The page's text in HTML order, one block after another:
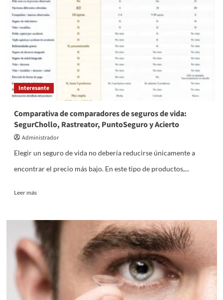
Bogotá:
música
en
vivo
para
celebrar
con
emoción
Interesante
Comparativa de comparadores de seguros de vida:
SegurChollo, Rastreator, PuntoSeguro y Acierto
Administrador
Elegir un seguro de vida no debería reducirse únicamente a
encontrar el precio más bajo. En este tipo de productos,...
Leer másLeer
Comparativa
comparadores
de
seguros
de
vida:
SegurChollo,
Rastreator,